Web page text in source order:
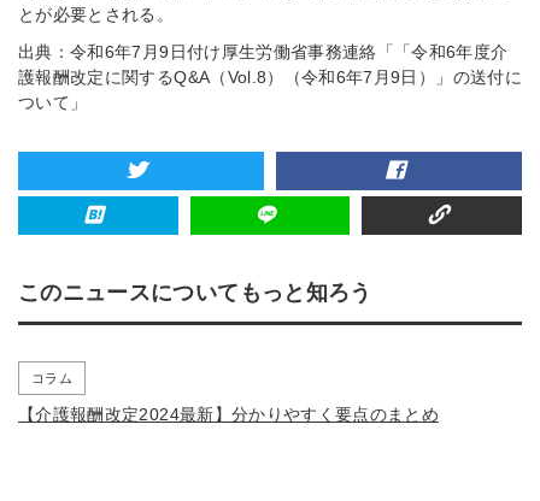
とが必要とされる。
出典：令和6年7月9日付け厚生労働省事務連絡「「令和6年度介
護報酬改定に関するQ&A（Vol.8）（令和6年7月9日）」の送付に
ついて」
このニュースについてもっと知ろう
コラム
【介護報酬改定2024最新】分かりやすく要点のまとめ